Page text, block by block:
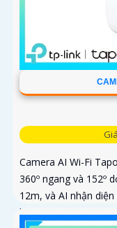
Camera AI Wi-Fi
360º ngang và 152º
12m, và AI nhận
khả năng theo dõi